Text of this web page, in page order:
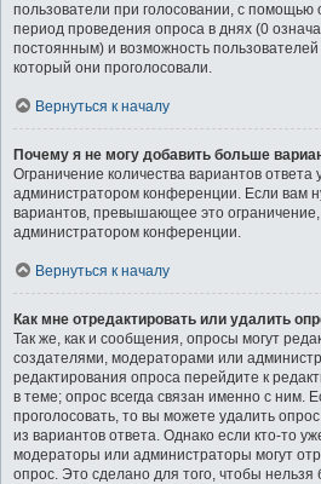
пользователи при голосовании, с помощью
период проведения опроса в днях (0
постоянным) и возможность
который они проголосовали.
Вернуться к началу
Почему я не могу добавить больше
Ограничение количества вариантов ответа
администратором конференции. Если вам
вариантов, превышающее это ограничение,
администратором конференции.
Вернуться к началу
Как мне отредактировать или удалить
Так же, как и сообщения, опросы могут
создателями, модераторами или
редактирования опроса перейдите к
в теме; опрос всегда связан именно с ним.
проголосовать, то вы можете удалить
из вариантов ответа. Однако если кто-то
модераторы или администраторы могут
опрос. Это сделано для того, чтобы